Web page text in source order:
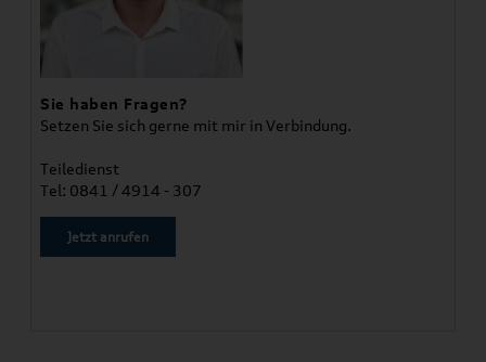
Sie haben Fragen?
Setzen Sie sich gerne mit mir in Verbindung.
Teiledienst
Tel: 0841 / 4914 - 307
Jetzt anrufen